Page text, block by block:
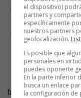
Mi
Los atributos
Naturalmente,
vivimos bajo un
falso, por sesgado.
el dispositivo)
partners y
específicamente
nuestros partners
geolocalización.
Es posible que
personales en
puedes oponerte
En la parte inferior
busca un enlace
la configuración de